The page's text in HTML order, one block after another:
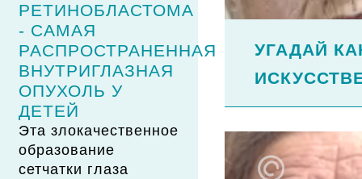
РЕТИНОБЛАСТОМА
- САМАЯ
РАСПРОСТРАНЕННАЯ
ВНУТРИГЛАЗНАЯ
ОПУХОЛЬ У
ДЕТЕЙ
Эта злокачественное
образование
сетчатки глаза
УГАДАЙ